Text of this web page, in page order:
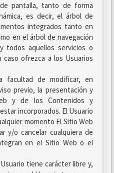
pantalla, tanto de forma
es decir, el árbol de
integrados tanto en
en el árbol de navegación
todos aquellos servicios o
ofrezca a los Usuarios
facultad de modificar, en
previo, la presentación y
y de los Contenidos y
incorporados. El Usuario
momento El Sitio Web
y/o cancelar cualquiera de
en el Sitio Web o el
tiene carácter libre y,